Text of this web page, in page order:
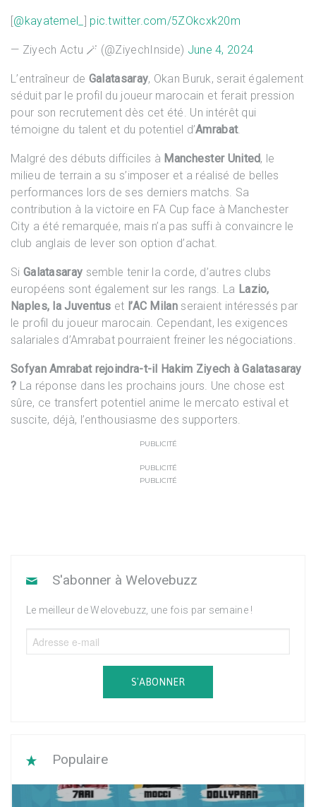
[@kayatemel_ ] pic.twitter.com/5ZOkcxk20m
— Ziyech Actu 🪄 (@ZiyechInside) June 4, 2024
L’entraîneur de Galatasaray, Okan Buruk, serait également
séduit par le profil du joueur marocain et ferait pression
pour son recrutement dès cet été. Un intérêt qui
témoigne du talent et du potentiel d’Amrabat.
Malgré des débuts difficiles à Manchester United, le
milieu de terrain a su s’imposer et a réalisé de belles
performances lors de ses derniers matchs. Sa
contribution à la victoire en FA Cup face à Manchester
City a été remarquée, mais n’a pas suffi à convaincre le
club anglais de lever son option d’achat.
Si Galatasaray semble tenir la corde, d’autres clubs
européens sont également sur les rangs. La Lazio,
Naples, la Juventus et l’AC Milanseraient intéressés par
le profil du joueur marocain. Cependant, les exigences
salariales d’Amrabat pourraient freiner les négociations.
Sofyan Amrabat rejoindra-t-il Hakim Ziyech à Galatasaray
? La réponse dans les prochains jours. Une chose est
sûre, ce transfert potentiel anime le mercato estival et
suscite, déjà, l’enthousiasme des supporters.
PUBLICITÉ
PUBLICITÉ
PUBLICITÉ
S'abonner à Welovebuzz
Le meilleur de Welovebuzz, une fois par semaine !
S'ABONNER
Populaire